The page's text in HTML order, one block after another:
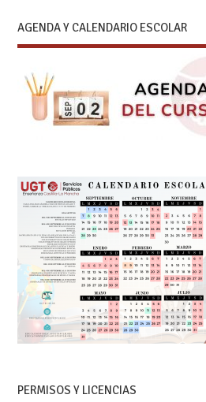
AGENDA Y CALENDARIO ESCOLAR
PERMISOS Y LICENCIAS